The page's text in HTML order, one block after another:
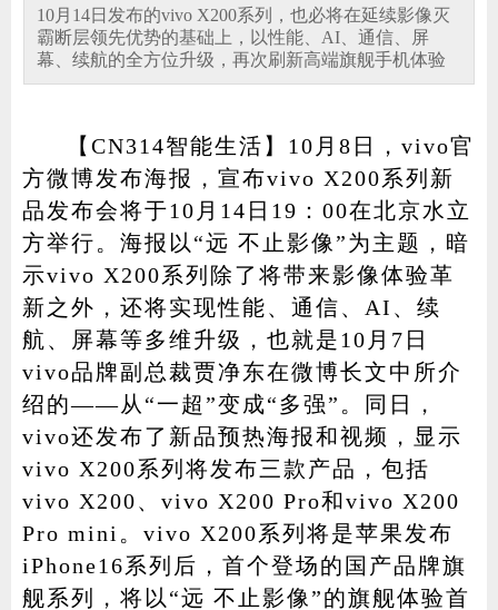
家电 技巧 作者
登录 注册
10月14日发布的vivo X200系列，也必将在延续影像灭
霸断层领先优势的基础上，以性能、AI、通信、屏
幕、续航的全方位升级，再次刷新高端旗舰手机体验
【CN314智能生活】10月8日，vivo官
方微博发布海报，宣布vivo X200系列新
品发布会将于10月14日19：00在北京水立
方举行。海报以“远 不止影像”为主题，暗
示vivo X200系列除了将带来影像体验革
新之外，还将实现性能、通信、AI、续
航、屏幕等多维升级，也就是10月7日
vivo品牌副总裁贾净东在微博长文中所介
绍的——从“一超”变成“多强”。同日，
vivo还发布了新品预热海报和视频，显示
vivo X200系列将发布三款产品，包括
vivo X200、vivo X200 Pro和vivo X200
Pro mini。vivo X200系列将是苹果发布
iPhone16系列后，首个登场的国产品牌旗
舰系列，将以“远 不止影像”的旗舰体验首